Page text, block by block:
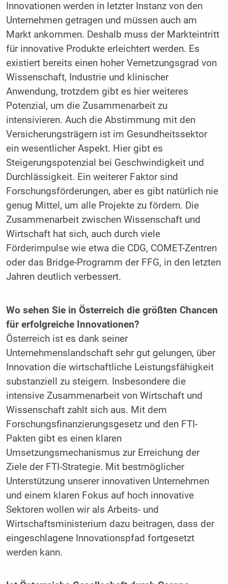
Innovationen werden in letzter Instanz von den
Unternehmen getragen und müssen auch am
Markt ankommen. Deshalb muss der Markteintritt
für innovative Produkte erleichtert werden. Es
existiert bereits einen hoher Vernetzungsgrad von
Wissenschaft, Industrie und klinischer
Anwendung, trotzdem gibt es hier weiteres
Potenzial, um die Zusammenarbeit zu
intensivieren. Auch die Abstimmung mit den
Versicherungsträgern ist im Gesundheitssektor
ein wesentlicher Aspekt. Hier gibt es
Steigerungspotenzial bei Geschwindigkeit und
Durchlässigkeit. Ein weiterer Faktor sind
Forschungsförderungen, aber es gibt natürlich nie
genug Mittel, um alle Projekte zu fördern. Die
Zusammenarbeit zwischen Wissenschaft und
Wirtschaft hat sich, auch durch viele
Förderimpulse wie etwa die CDG, COMET-Zentren
oder das Bridge-Programm der FFG, in den letzten
Jahren deutlich verbessert.
Wo sehen Sie in Österreich die größten Chancen
für erfolgreiche Innovationen?
Österreich ist es dank seiner
Unternehmenslandschaft sehr gut gelungen, über
Innovation die wirtschaftliche Leistungsfähigkeit
substanziell zu steigern. Insbesondere die
intensive Zusammenarbeit von Wirtschaft und
Wissenschaft zahlt sich aus. Mit dem
Forschungsfinanzierungsgesetz und den FTI-
Pakten gibt es einen klaren
Umsetzungsmechanismus zur Erreichung der
Ziele der FTI-Strategie. Mit bestmöglicher
Unterstützung unserer innovativen Unternehmen
und einem klaren Fokus auf hoch innovative
Sektoren wollen wir als Arbeits- und
Wirtschaftsministerium dazu beitragen, dass der
eingeschlagene Innovationspfad fortgesetzt
werden kann.